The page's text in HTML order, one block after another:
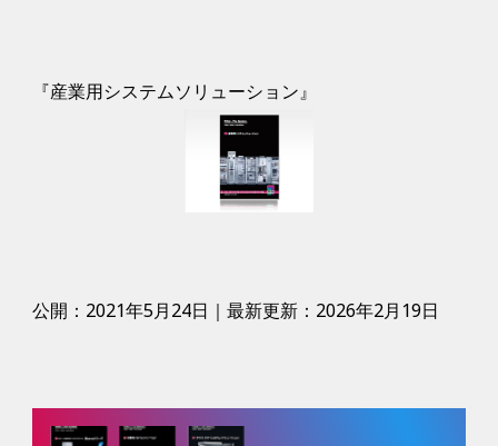
『産業用システムソリューション』
公開：2021年5月24日｜最新更新：2026年2月19日